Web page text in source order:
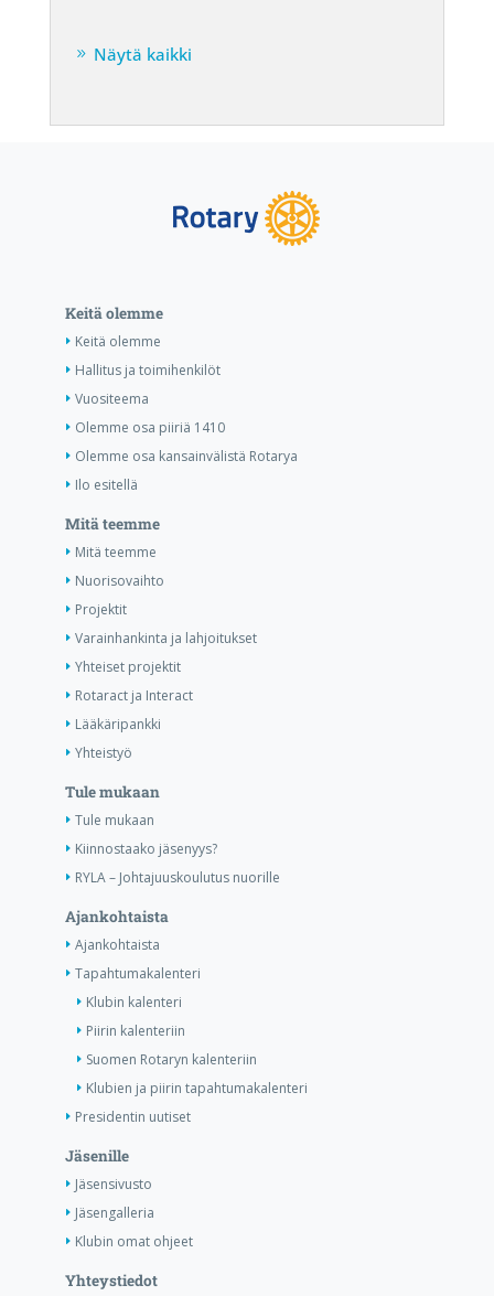
Näytä kaikki
Keitä olemme
Keitä olemme
Hallitus ja toimihenkilöt
Vuositeema
Olemme osa piiriä 1410
Olemme osa kansainvälistä Rotarya
Ilo esitellä
Mitä teemme
Mitä teemme
Nuorisovaihto
Projektit
Varainhankinta ja lahjoitukset
Yhteiset projektit
Rotaract ja Interact
Lääkäripankki
Yhteistyö
Tule mukaan
Tule mukaan
Kiinnostaako jäsenyys?
RYLA – Johtajuuskoulutus nuorille
Ajankohtaista
Ajankohtaista
Tapahtumakalenteri
Klubin kalenteri
Piirin kalenteriin
Suomen Rotaryn kalenteriin
Klubien ja piirin tapahtumakalenteri
Presidentin uutiset
Jäsenille
Jäsensivusto
Jäsengalleria
Klubin omat ohjeet
Yhteystiedot